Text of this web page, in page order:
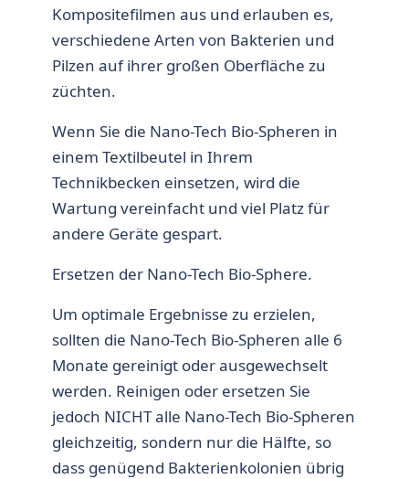
Kompositefilmen aus und erlauben es,
verschiedene Arten von Bakterien und
Pilzen auf ihrer großen Oberfläche zu
züchten.
Wenn Sie die Nano-Tech Bio-Spheren in
einem Textilbeutel in Ihrem
Technikbecken einsetzen, wird die
Wartung vereinfacht und viel Platz für
andere Geräte gespart.
Ersetzen der Nano-Tech Bio-Sphere.
Um optimale Ergebnisse zu erzielen,
sollten die Nano-Tech Bio-Spheren alle 6
Monate gereinigt oder ausgewechselt
werden. Reinigen oder ersetzen Sie
jedoch NICHT alle Nano-Tech Bio-Spheren
gleichzeitig, sondern nur die Hälfte, so
dass genügend Bakterienkolonien übrig